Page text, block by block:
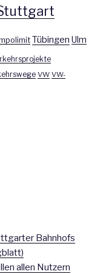
Tübingen Ulm
VW VW-
Bahnhofs
allen Nutzern